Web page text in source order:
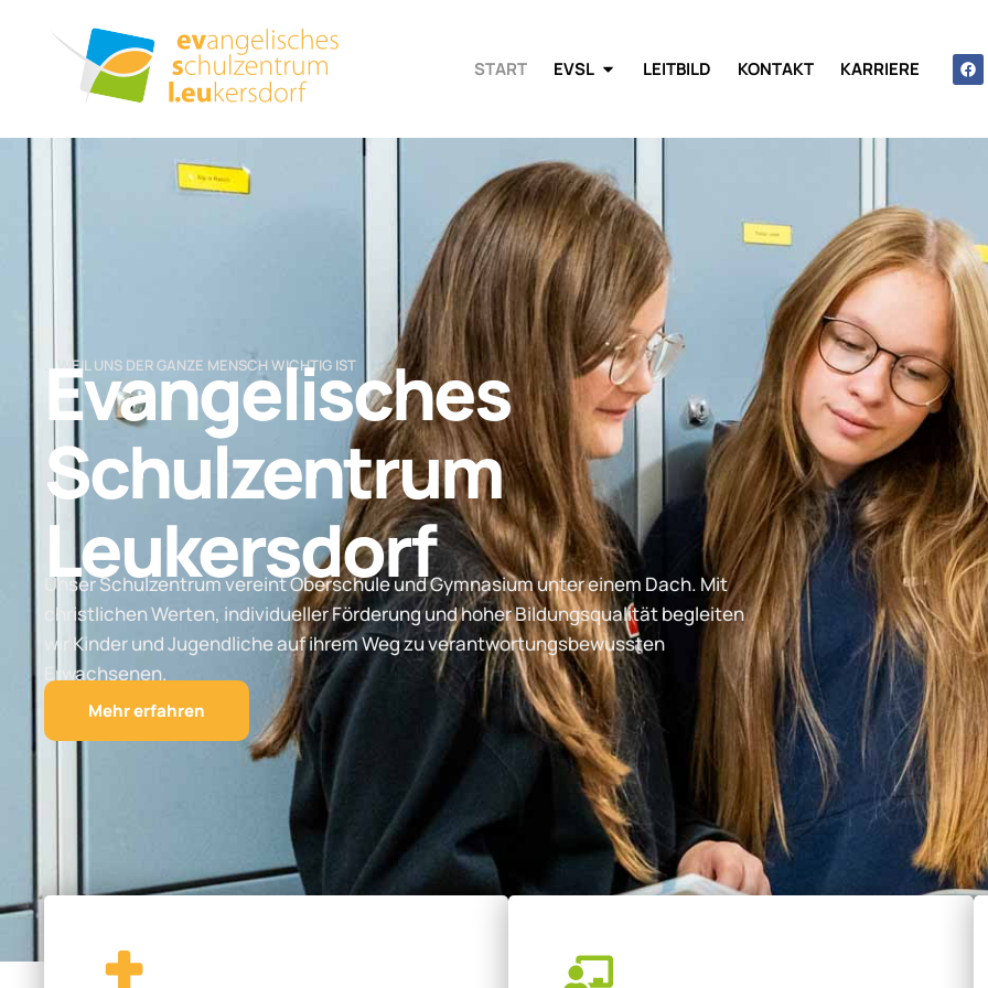
START EVSL LEITBILD KONTAKT KARRIERE
… WEIL UNS DER GANZE MENSCH WICHTIG IST
Evangelisches
Schulzentrum
Leukersdorf
Unser Schulzentrum vereint Oberschule und Gymnasium unter einem Dach. Mit
christlichen Werten, individueller Förderung und hoher Bildungsqualität begleiten
wir Kinder und Jugendliche auf ihrem Weg zu verantwortungsbewussten
Erwachsenen.
Mehr erfahren